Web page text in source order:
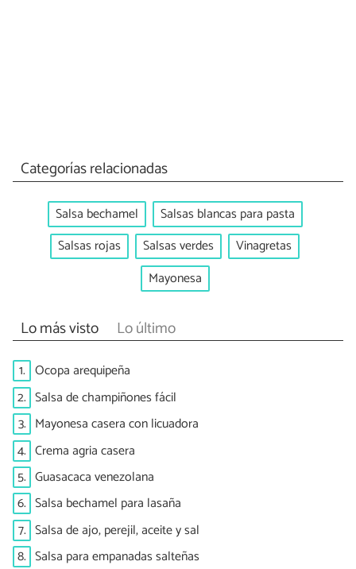
Categorías relacionadas
Salsa bechamel
Salsas blancas para pasta
Salsas rojas
Salsas verdes
Vinagretas
Mayonesa
Lo más visto Lo último
1. Ocopa arequipeña
2. Salsa de champiñones fácil
3. Mayonesa casera con licuadora
4. Crema agria casera
5. Guasacaca venezolana
6. Salsa bechamel para lasaña
7. Salsa de ajo, perejil, aceite y sal
8. Salsa para empanadas salteñas